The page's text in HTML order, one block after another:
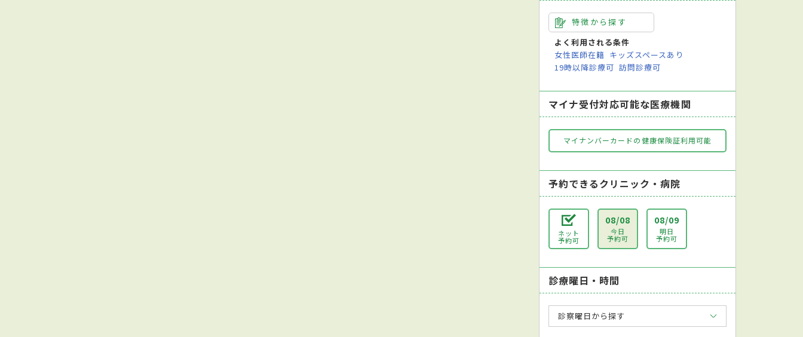
特徴から探す
よく利用される条件
女性医師在籍 キッズスペースあり
19時以降診療可 訪問診療可
マイナ受付対応可能な医療機関
マイナンバーカードの健康保険証利用可能
予約できるクリニック・病院
ネット
予約可
08/08
今日
予約可
08/09
明日
予約可
診療曜日・時間
診察曜日から探す